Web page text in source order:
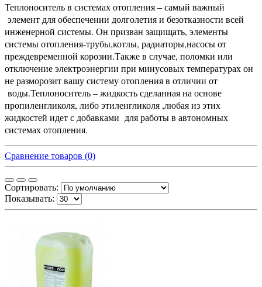
Теплоноситель в системах отопления – самый важный
элемент для обеспечении долголетия и безотказности всей
инженерной системы. Он призван защищать, элементы
системы отопления-трубы,котлы, радиаторы,насосы от
преждевременной корозии.Также в случае, поломки или
отключение электроэнергии при минусовых температурах он
не разморозит вашу систему отопления в отличии от
воды.Теплоноситель – жидкость сделанная на основе
пропиленгликоля, либо этиленгликоля ,любая из этих
жидкостей идет с добавками для работы в автономных
системах отопления.
Сравнение товаров (0)
Сортировать:
Показывать: